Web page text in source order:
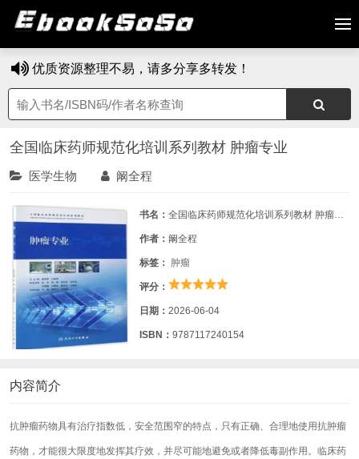
优质资源整理不易，请多分享多转发！
全国临床药师规范化培训系列教材 肿瘤专业
医学生物 阚全程
书名： 全国临床药师规范化培训系列教材 肿瘤专业
作者： 阚全程
标签： 肿瘤
评分：
日期： 2026-06-04
ISBN： 9787117240154
内容简介
抗肿瘤药物具有治疗指数低，安全范围窄的特点，只有正确、合理地使用抗肿瘤
药物，才能很大限度地发挥其疗效，并尽可能地避免或者降低毒副作用。临床药